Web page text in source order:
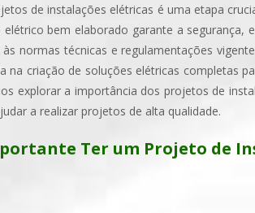
de instalações elétricas é uma etapa
bem elaborado garante a segurança,
normas técnicas e regulamentações
na criação de soluções elétricas completas
explorar a importância dos projetos de
a realizar projetos de alta qualidade.
Ter um Projeto de